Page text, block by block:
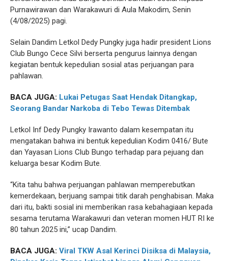
Purnawirawan dan Warakawuri di Aula Makodim, Senin
(4/08/2025) pagi.
Selain Dandim Letkol Dedy Pungky juga hadir president Lions
Club Bungo Cece Silvi berserta pengurus lainnya dengan
kegiatan bentuk kepedulian sosial atas perjuangan para
pahlawan.
BACA JUGA: Lukai Petugas Saat Hendak Ditangkap,
Seorang Bandar Narkoba di Tebo Tewas Ditembak
Letkol Inf Dedy Pungky Irawanto dalam kesempatan itu
mengatakan bahwa ini bentuk kepedulian Kodim 0416/ Bute
dan Yayasan Lions Club Bungo terhadap para pejuang dan
keluarga besar Kodim Bute.
“Kita tahu bahwa perjuangan pahlawan memperebutkan
kemerdekaan, berjuang sampai titik darah penghabisan. Maka
dari itu, bakti sosial ini memberikan rasa kebahagiaan kepada
sesama terutama Warakawuri dan veteran momen HUT RI ke
80 tahun 2025 ini,” ucap Dandim.
BACA JUGA: Viral TKW Asal Kerinci Disiksa di Malaysia,